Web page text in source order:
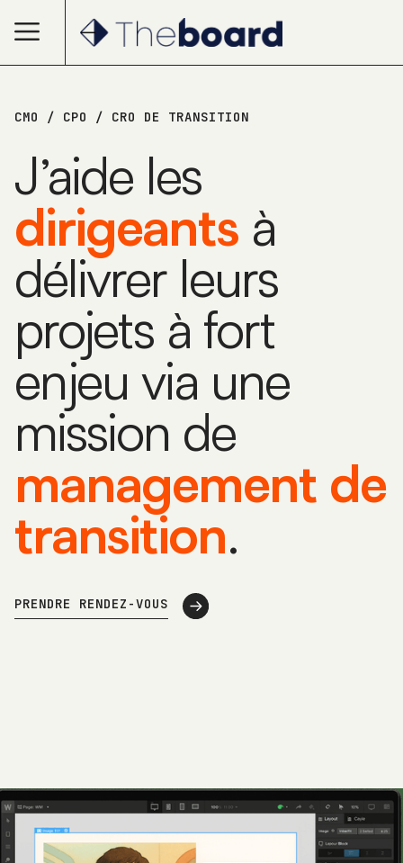
CMO / CPO / CRO DE TRANSITION
J’aide les
dirigeants à
délivrer leurs
projets à fort
enjeu via une
mission de
management de
transition.
PRENDRE RENDEZ-VOUS